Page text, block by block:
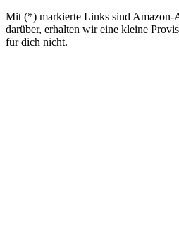
Mit (*) markierte Links sind
darüber, erhalten wir eine kleine
für dich nicht.